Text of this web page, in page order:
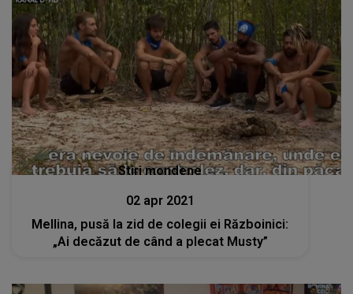
Stiri mondene
02 apr 2021
Mellina, pusă la zid de colegii ei Războinici:
„Ai decăzut de când a plecat Musty”